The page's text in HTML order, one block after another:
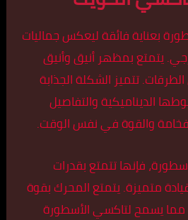
بعناية فائقة ليعكس جماليات
يتمتع بمظهر أنيق وأنيق
تتميز الشكلة الجذابة
الديناميكية والتفاصيل
والقوة في نفس الوقت.
فإنها تتمتع بقدرات
متميزة. يتمتع المحرك بقوة
مما يسمح لتاكسي الأسطورة